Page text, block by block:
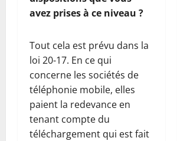
avez prises à ce niveau ?
Tout cela est prévu dans la
loi 20-17. En ce qui
concerne les sociétés de
téléphonie mobile, elles
paient la redevance en
tenant compte du
téléchargement qui est fait